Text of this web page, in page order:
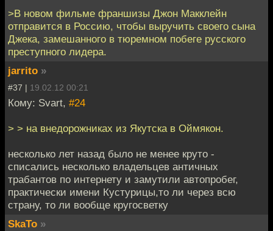
>В новом фильме франшизы Джон Макклейн
отправится в Россию, чтобы выручить своего сына
Джека, замешанного в тюремном побеге русского
преступного лидера.
jarrito »
#37 | 19.02.12 00:21
Кому: Svart, #24
> > на внедорожниках из Якутска в Оймякон.
несколько лет назад было не менее круто -
списались несколько владельцев античных
трабантов по интернету и замутили автопробег,
практически имени Кустурицы,то ли через всю
страну, то ли вообще кругосветку
SkaTo »